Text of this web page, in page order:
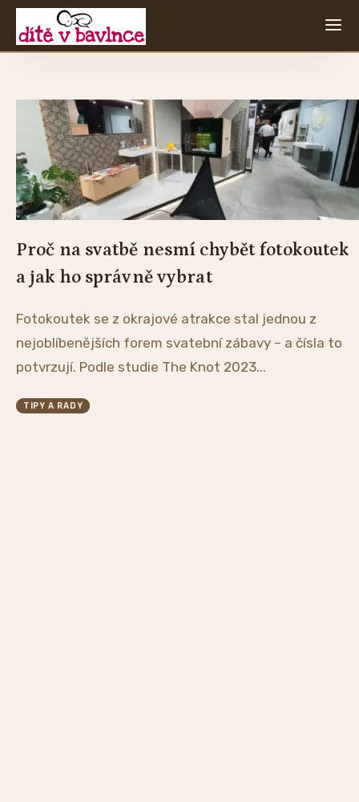
Proč na svatbě nesmí chybět fotokoutek
a jak ho správně vybrat
Fotokoutek se z okrajové atrakce stal jednou z
nejoblíbenějších forem svatební zábavy – a čísla to
potvrzují. Podle studie The Knot 2023...
TIPY A RADY